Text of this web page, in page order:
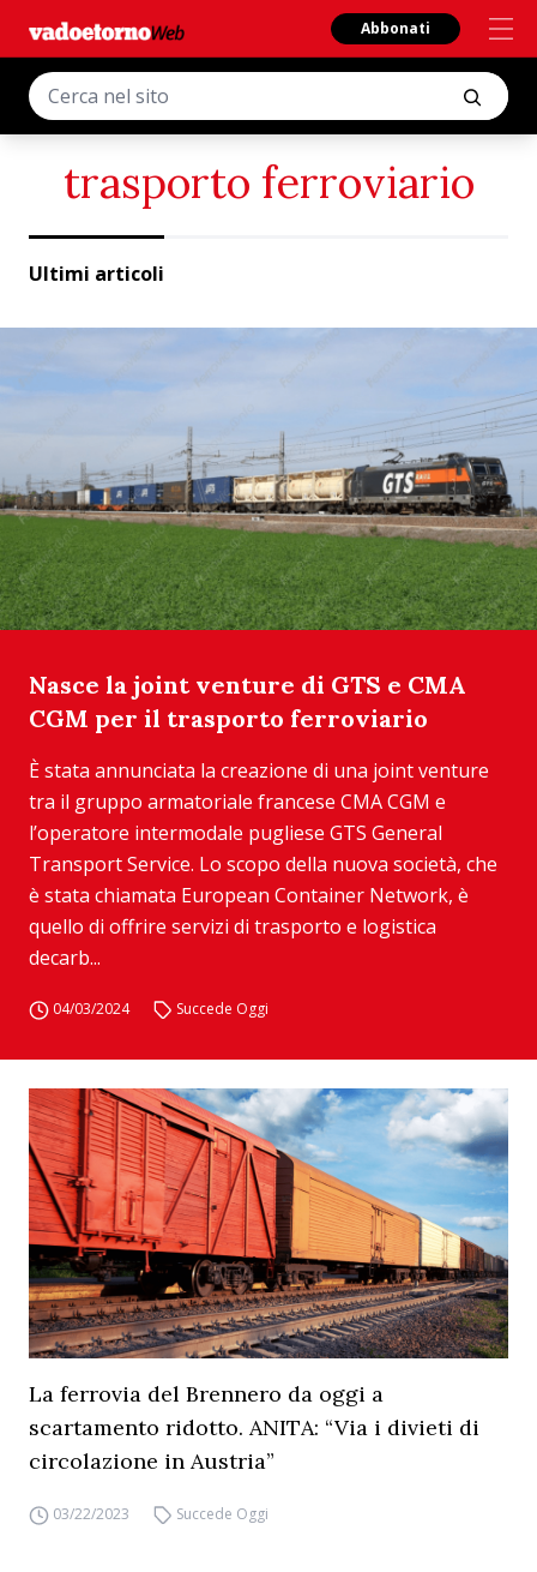
Abbonati
trasporto ferroviario
Ultimi articoli
Nasce la joint venture di GTS e CMA
CGM per il trasporto ferroviario
È stata annunciata la creazione di una joint venture
tra il gruppo armatoriale francese CMA CGM e
l’operatore intermodale pugliese GTS General
Transport Service. Lo scopo della nuova società, che
è stata chiamata European Container Network, è
quello di offrire servizi di trasporto e logistica
decarb...
04/03/2024 Succede Oggi
La ferrovia del Brennero da oggi a
scartamento ridotto. ANITA: “Via i divieti di
circolazione in Austria”
03/22/2023 Succede Oggi